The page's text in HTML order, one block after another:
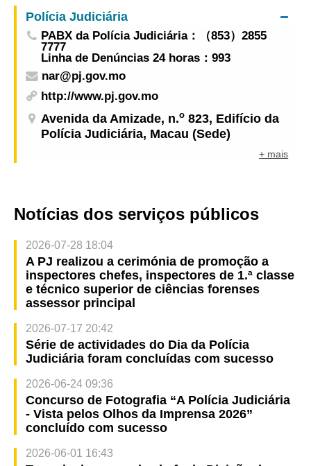
empresas, resultando na celebração de 5
projectos de cooperação
Polícia Judiciária
PABX da Polícia Judiciária：（853）2855
7777
Linha de Denúncias 24 horas：993
nar@pj.gov.mo
http://www.pj.gov.mo
Avenida da Amizade, n.o 823, Edifício da
Polícia Judiciária, Macau (Sede)
+ mais
Notícias dos serviços públicos
2026-07-28 18:04
A PJ realizou a cerimónia de promoção a
inspectores chefes, inspectores de 1.ª classe
e técnico superior de ciências forenses
assessor principal
2026-07-17 20:42
Série de actividades do Dia da Polícia
Judiciária foram concluídas com sucesso
2026-06-24 09:36
Concurso de Fotografia “A Polícia Judiciária
- Vista pelos Olhos da Imprensa 2026”
concluído com sucesso
2026-06-01 16:43